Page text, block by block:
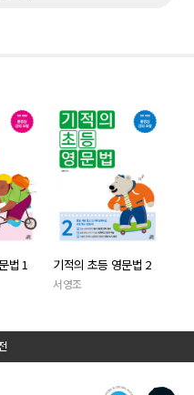
법 1 기적의 초등 영문법 2
서영조